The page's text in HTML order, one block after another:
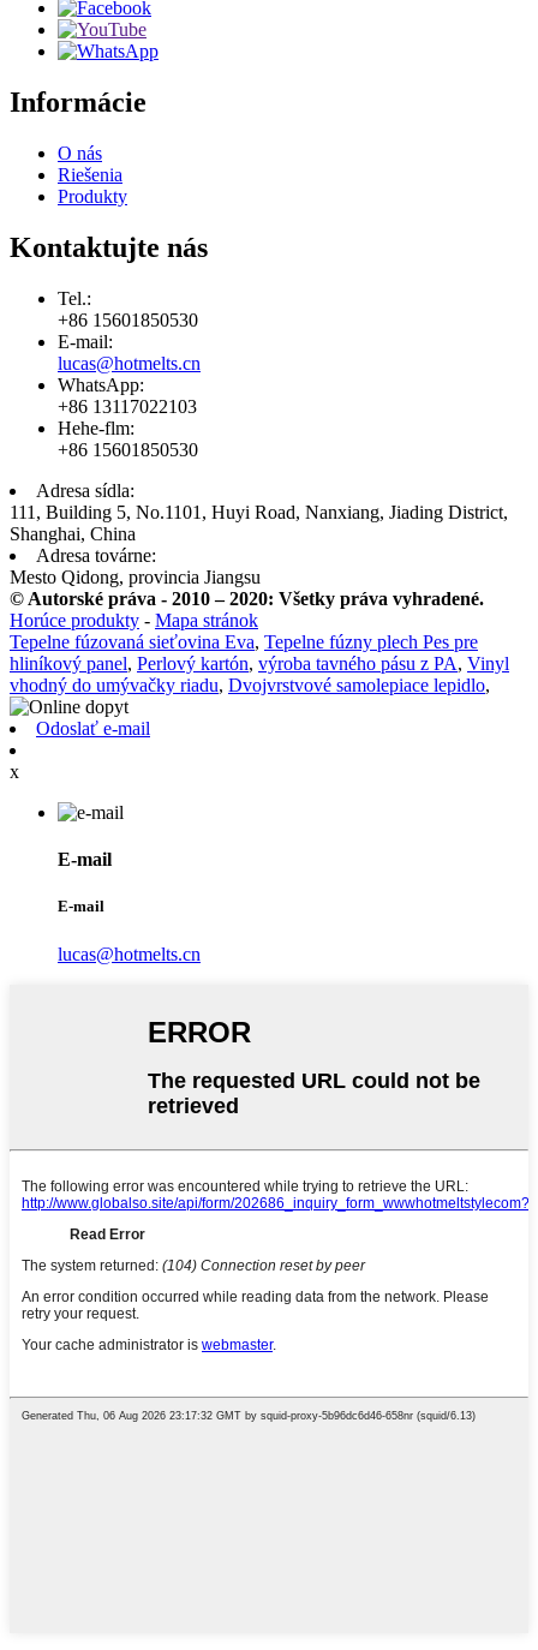
Informácie
O nás
Riešenia
Produkty
Kontaktujte nás
Tel.:
+86 15601850530
E-mail:
lucas@hotmelts.cn
WhatsApp:
+86 13117022103
Hehe-flm:
+86 15601850530
Adresa sídla:
111, Building 5, No.1101, Huyi Road, Nanxiang, Jiading District,
Shanghai, China
Adresa továrne:
Mesto Qidong, provincia Jiangsu
© Autorské práva - 2010 – 2020: Všetky práva vyhradené.
Horúce produkty - Mapa stránok
Tepelne fúzovaná sieťovina Eva, Tepelne fúzny plech Pes pre
hliníkový panel, Perlový kartón, výroba tavného pásu z PA, Vinyl
vhodný do umývačky riadu, Dvojvrstvové samolepiace lepidlo,
Odoslať e-mail
x
E-mail
E-mail
lucas@hotmelts.cn